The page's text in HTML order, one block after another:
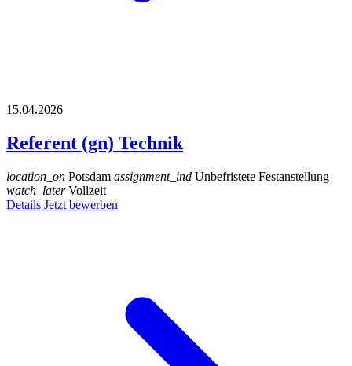
15.04.2026
Referent (gn) Technik
location_on Potsdam assignment_ind Unbefristete Festanstellung
watch_laterVollzeit
Details Jetzt bewerben